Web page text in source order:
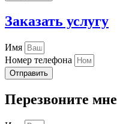
Заказать услугу
Имя
Номер телефона
Отправить
Перезвоните мне